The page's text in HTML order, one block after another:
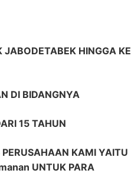
HINGGA KE
DI BIDANGNYA
15 TAHUN
KAMI YAITU
UNTUK PARA